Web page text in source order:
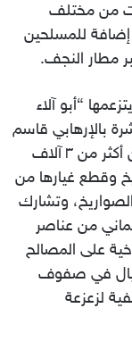
من مختلف
إضافة للمسلحين
مطار النجف.
“أبو آلاء
بالإرهابي قاسم
سليماني قائد فيلق القدس، وتتألف من أكثر من ٣ آلاف
وقطع غيارها من
وتشارك
من عناصر
على المصالح
في صفوف
لزعزعة